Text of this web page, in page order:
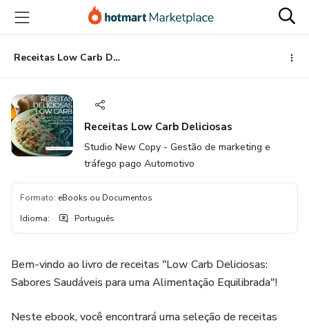
para
conteúdo
principal
para
pagamento
para
rodapé
Receitas Low Carb Deliciosas
Receitas Low Carb Deliciosas
Studio New Copy - Gestão de marketing e
tráfego pago Automotivo
Formato: eBooks ou Documentos
Idioma: Português
Bem-vindo ao livro de receitas "Low Carb Deliciosas:
Sabores Saudáveis para uma Alimentação Equilibrada"!
Neste ebook, você encontrará uma seleção de receitas